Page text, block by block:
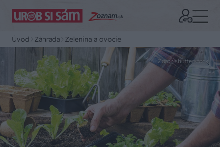
Úvod Záhrada Zelenina a ovocie
Zdroj: shutterstock